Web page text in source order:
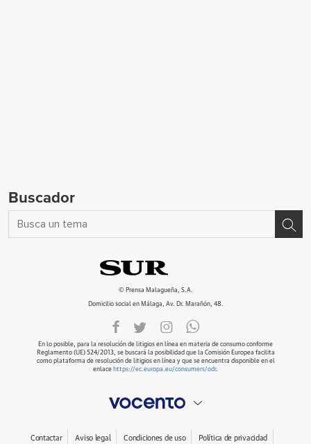
Buscador
© Prensa Malagueña, S.A.
Domicilio social en Málaga, Av. Dr. Marañón, 48.
En lo posible, para la resolución de litigios en línea en materia de consumo conforme
Reglamento (UE) 524/2013, se buscará la posibilidad que la Comisión Europea facilita
como plataforma de resolución de litigios en línea y que se encuentra disponible en el
enlace https://ec.europa.eu/consumers/odr.
Contactar Aviso legal Condiciones de uso Política de privacidad